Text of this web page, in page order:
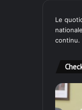
Le
continu.